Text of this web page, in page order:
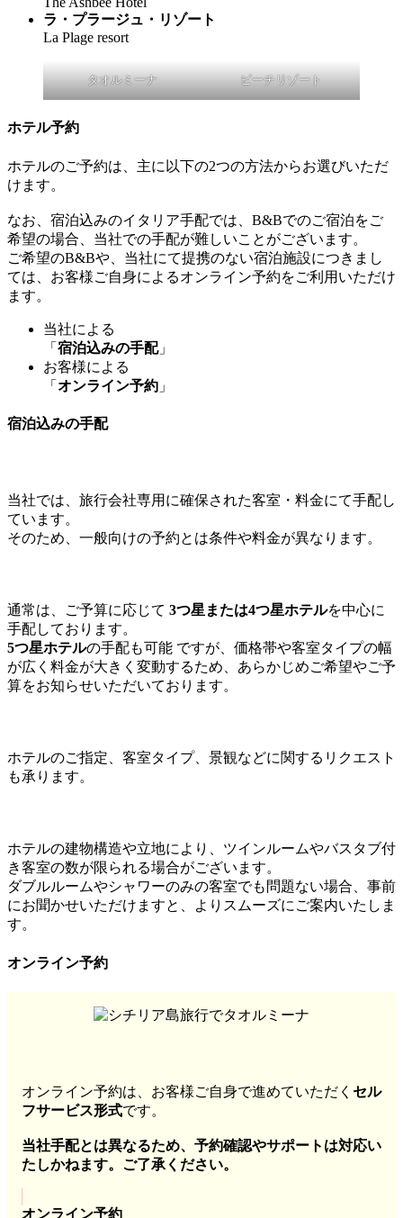
ラ・プラージュ・リゾート
La Plage resort
タオルミーナ ビーチリゾート
ホテル予約
ホテルのご予約は、主に以下の2つの方法からお選びいただ
けます。
なお、宿泊込みのイタリア手配では、B&Bでのご宿泊をご
希望の場合、当社での手配が難しいことがございます。
ご希望のB&Bや、当社にて提携のない宿泊施設につきまし
ては、お客様ご自身によるオンライン予約をご利用いただけ
ます。
当社による
「 宿泊込みの手配」
お客様による
「 オンライン予約 」
宿泊込みの手配
当社では、旅行会社専用に確保された客室・料金にて手配し
ています。
そのため、一般向けの予約とは条件や料金が異なります。
通常は、ご予算に応じて 3つ星または4つ星ホテルを中心に
手配しております。
5つ星ホテルの手配も可能 ですが、価格帯や客室タイプの幅
が広く料金が大きく変動するため、あらかじめご希望やご予
算をお知らせいただいております。
ホテルのご指定、客室タイプ、景観などに関するリクエスト
も承ります。
ホテルの建物構造や立地により、ツインルームやバスタブ付
き客室の数が限られる場合がございます。
ダブルルームやシャワーのみの客室でも問題ない場合、事前
にお聞かせいただけますと、よりスムーズにご案内いたしま
す。
オンライン予約
オンライン予約は、お客様ご自身で進めていただく セル
フサービス形式です。
当社手配とは異なるため、予約確認やサポートは対応い
たしかねます。ご了承ください。
オンライン予約